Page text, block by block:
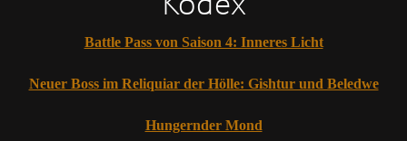
Battle Pass von Saison 4: Inneres Licht
Neuer Boss im Reliquiar der Hölle: Gishtur und Beledwe
Hungernder Mond